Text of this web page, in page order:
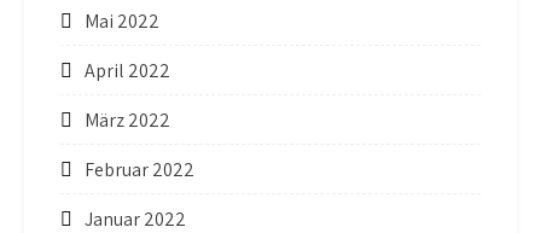
Mai 2022
April 2022
März 2022
Februar 2022
Januar 2022